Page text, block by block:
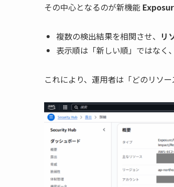
その中心となるのが新機能
複数の検出結果を相関させ、 リ
表示順は「新しい順」ではなく、
これにより、運用者は「どのリソ